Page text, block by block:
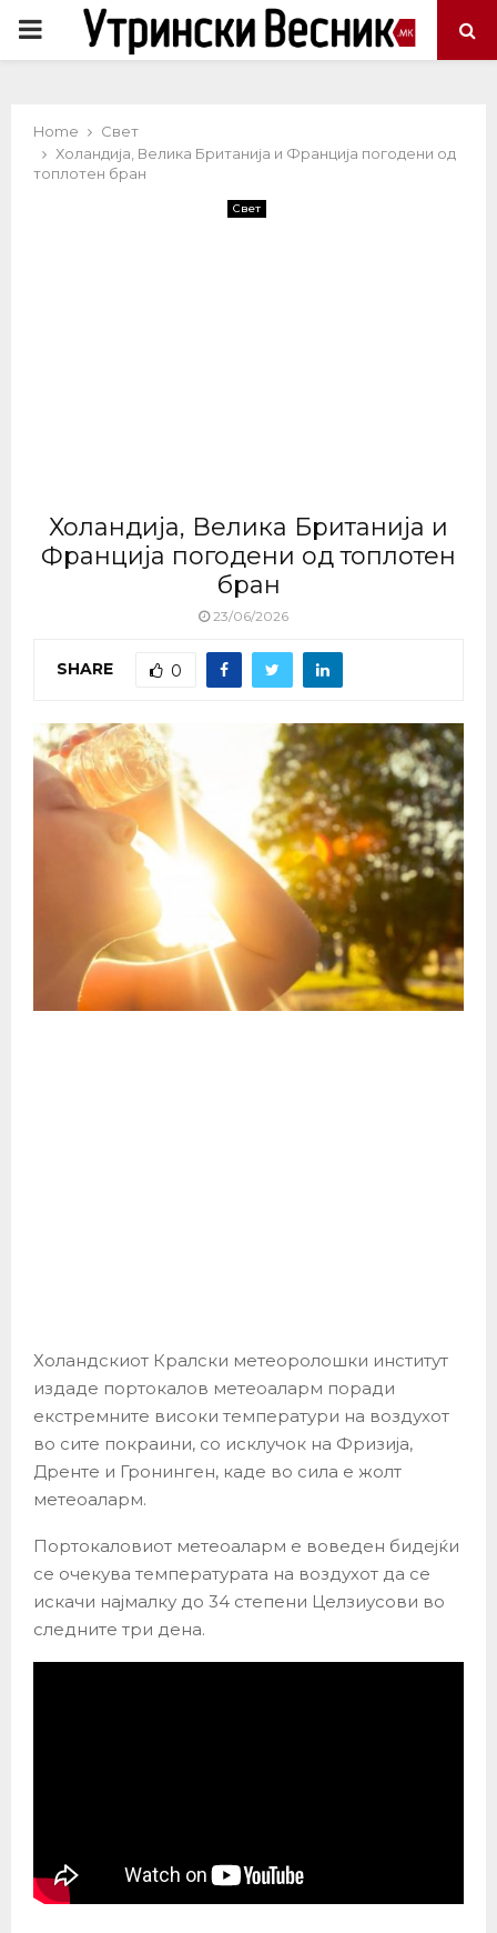
PRIMARY
Home
Свет
Холандија, Велика Британија и Франција погодени од
топлотен бран
Свет
Холандија, Велика Британија и
Франција погодени од топлотен
бран
23/06/2026
SHARE 0
Холандскиот Кралски метеоролошки институт
издаде портокалов метеоаларм поради
екстремните високи температури на воздухот
во сите покраини, со исклучок на Фризија,
Дренте и Гронинген, каде во сила е жолт
метеоаларм.
Портокаловиот метеоаларм е воведен бидејќи
се очекува температурата на воздухот да се
искачи најмалку до 34 степени Целзиусови во
следните три дена.